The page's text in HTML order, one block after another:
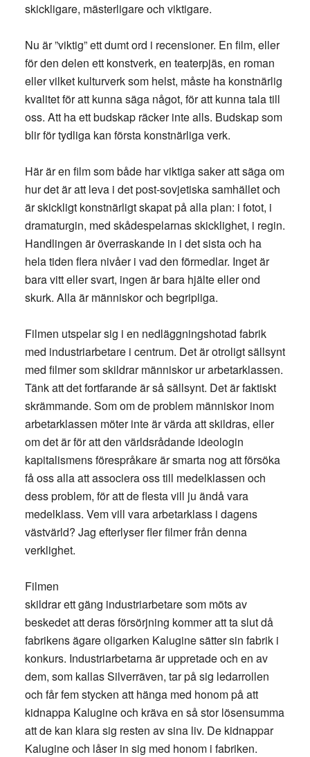
skickligare, mästerligare och viktigare.
Nu är ”viktig” ett dumt ord i recensioner. En film, eller
för den delen ett konstverk, en teaterpjäs, en roman
eller vilket kulturverk som helst, måste ha konstnärlig
kvalitet för att kunna säga något, för att kunna tala till
oss. Att ha ett budskap räcker inte alls. Budskap som
blir för tydliga kan första konstnärliga verk.
Här är en film som både har viktiga saker att säga om
hur det är att leva i det post-sovjetiska samhället och
är skickligt konstnärligt skapat på alla plan: i fotot, i
dramaturgin, med skådespelarnas skicklighet, i regin.
Handlingen är överraskande in i det sista och ha
hela tiden flera nivåer i vad den förmedlar. Inget är
bara vitt eller svart, ingen är bara hjälte eller ond
skurk. Alla är människor och begripliga.
Filmen utspelar sig i en nedläggningshotad fabrik
med industriarbetare i centrum. Det är otroligt sällsynt
med filmer som skildrar människor ur arbetarklassen.
Tänk att det fortfarande är så sällsynt. Det är faktiskt
skrämmande. Som om de problem människor inom
arbetarklassen möter inte är värda att skildras, eller
om det är för att den världsrådande ideologin
kapitalismens förespråkare är smarta nog att försöka
få oss alla att associera oss till medelklassen och
dess problem, för att de flesta vill ju ändå vara
medelklass. Vem vill vara arbetarklass i dagens
västvärld? Jag efterlyser fler filmer från denna
verklighet.
Filmen
skildrar ett gäng industriarbetare som möts av
beskedet att deras försörjning kommer att ta slut då
fabrikens ägare oligarken Kalugine sätter sin fabrik i
konkurs. Industriarbetarna är uppretade och en av
dem, som kallas Silverräven, tar på sig ledarrollen
och får fem stycken att hänga med honom på att
kidnappa Kalugine och kräva en så stor lösensumma
att de kan klara sig resten av sina liv. De kidnappar
Kalugine och låser in sig med honom i fabriken.